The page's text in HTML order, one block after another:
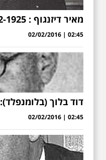
מאיר דיזנגוף : 1922-1925 ו- 1928-1936
02:45 | 02/02/2016
דוד בלוך (בלומנפלד): 1926-1928
02:45 | 02/02/2016